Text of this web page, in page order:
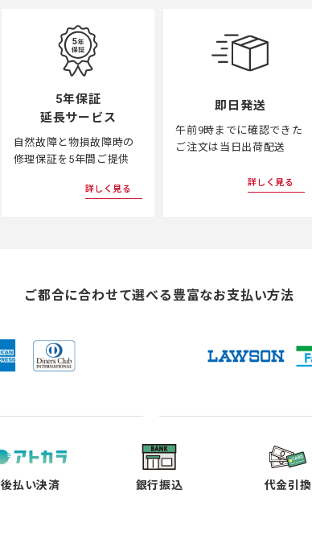
5年保証
延長サービス
自然故障と物損故障時の
修理保証を5年間ご提供
詳しく見る
即日発送
午前9時までに確認できた
ご注文は当日出荷配送
詳しく見る
ご都合に合わせて選べる 豊富なお支払い方法
後払い決済 銀行振込 代金引換
し
タ
ブ
で
し
タ
ブ
で
し
タ
ブ
で
し
タ
ブ
で